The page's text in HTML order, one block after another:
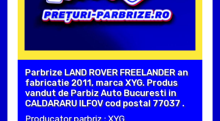
Parbrize LAND ROVER FREELANDER an
fabricatie 2011, marca XYG. Produs
vandut de Parbiz Auto Bucuresti in
CALDARARU ILFOV cod postal 77037 .